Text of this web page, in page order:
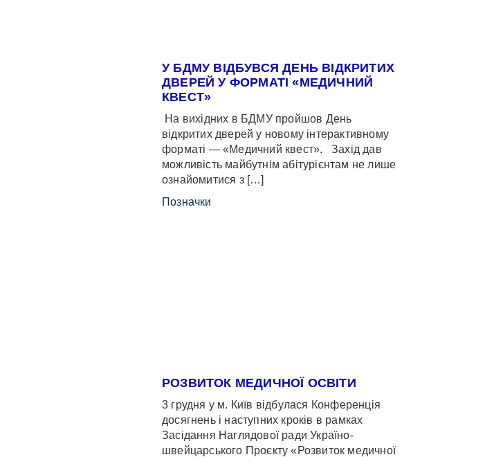
У БДМУ ВІДБУВСЯ ДЕНЬ ВІДКРИТИХ
ДВЕРЕЙ У ФОРМАТІ «МЕДИЧНИЙ
КВЕСТ»
На вихідних в БДМУ пройшов День
відкритих дверей у новому інтерактивному
форматі — «Медичний квест». Захід дав
можливість майбутнім абітурієнтам не лише
ознайомитися з […]
Позначки
РОЗВИТОК МЕДИЧНОЇ ОСВІТИ
3 грудня у м. Київ відбулася Конференція
досягнень і наступних кроків в рамках
Засідання Наглядової ради Україно-
швейцарського Проєкту «Розвиток медичної